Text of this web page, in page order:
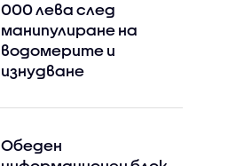
000 лева след
манипулиране на
водомерите и
изнудване
Обеден